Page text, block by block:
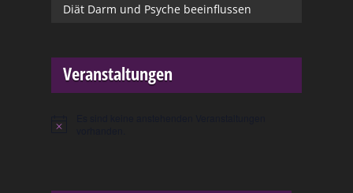
Diät Darm und Psyche beeinflussen
Veranstaltungen
Hinweis